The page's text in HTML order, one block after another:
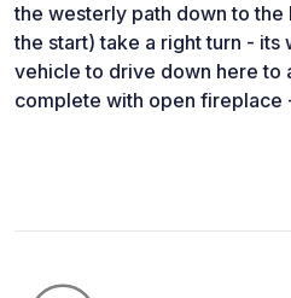
the westerly path down to
the start) take a right turn - its
vehicle to drive down here to
complete with open fireplace